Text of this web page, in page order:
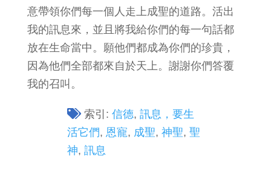
意帶領你們每一個人走上成聖的道路。活出
我的訊息來，並且將我給你們的每一句話都
放在生命當中。願他們都成為你們的珍貴，
因為他們全部都來自於天上。謝謝你們答覆
我的召叫。
索引: 信德, 訊息，要生
活它們,恩寵, 成聖,神聖,聖
神,訊息